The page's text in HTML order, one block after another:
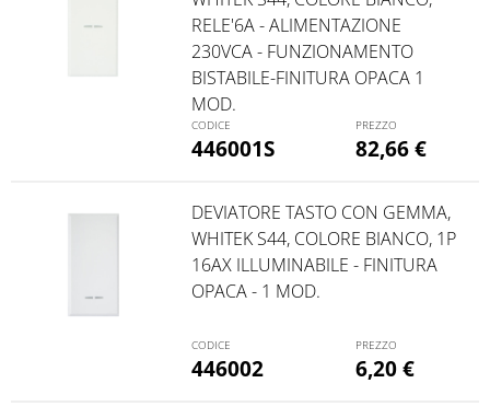
446001S
RELE'6A - ALIMENTAZIONE
230VCA - FUNZIONAMENTO
BISTABILE-FINITURA OPACA 1
MOD.
82,66€
446002
DEVIATORE TASTO CON GEMMA,
WHITEK S44, COLORE BIANCO, 1P
16AX ILLUMINABILE - FINITURA
OPACA - 1 MOD.
6,20€